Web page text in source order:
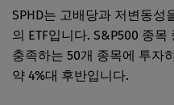
SPHD는 고배당과 저변동성
의 ETF입니다. S&P500 종
충족하는 50개 종목에 투자
약 4%대 후반입니다.